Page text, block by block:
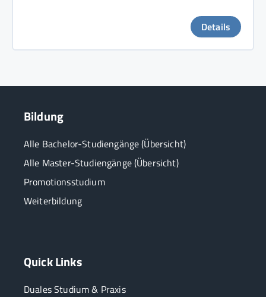
Details
Bildung
Alle Bachelor-Studiengänge (Übersicht)
Alle Master-Studiengänge (Übersicht)
Promotionsstudium
Weiterbildung
Quick Links
Duales Studium & Praxis